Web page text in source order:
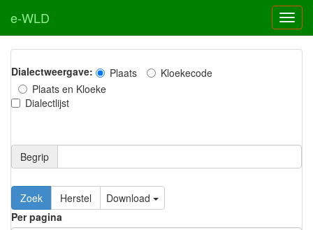
e-WLD
Dialectweergave: Plaats
Kloekecode
Plaats en Kloeke
Dialectlijst
Begrip
Zoek Herstel
Download
Per pagina